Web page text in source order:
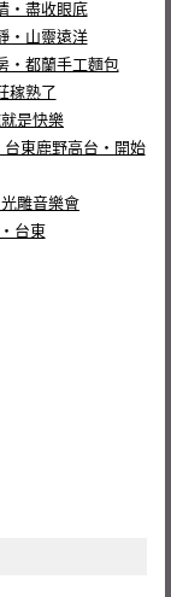
‧盡收眼底
‧山靈遠洋
‧都蘭手工麵包
稼熟了
是快樂
台東鹿野高台‧開始
雕音樂會
台東